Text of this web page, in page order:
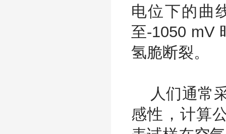
电位下的曲
至-1050 mV
氢脆断裂。
人们通常
感性，计算